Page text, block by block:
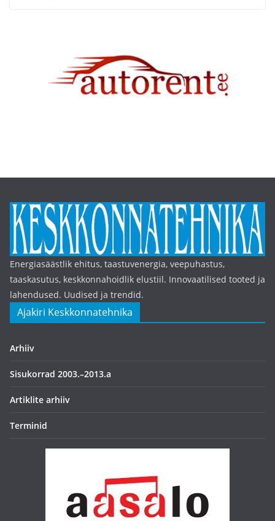
Energiasäästlik ehitus, taastuvenergia, veepuhastus,
taaskasutus, keskkonnahoidlik elustiil. Innovaatilised tooted ja
lahendused. Uudised ja trendid.
Ajakiri Keskkonnatehnika
Arhiiv
Sisukorrad 2003.–2013.a
Artiklite arhiiv
Terminid